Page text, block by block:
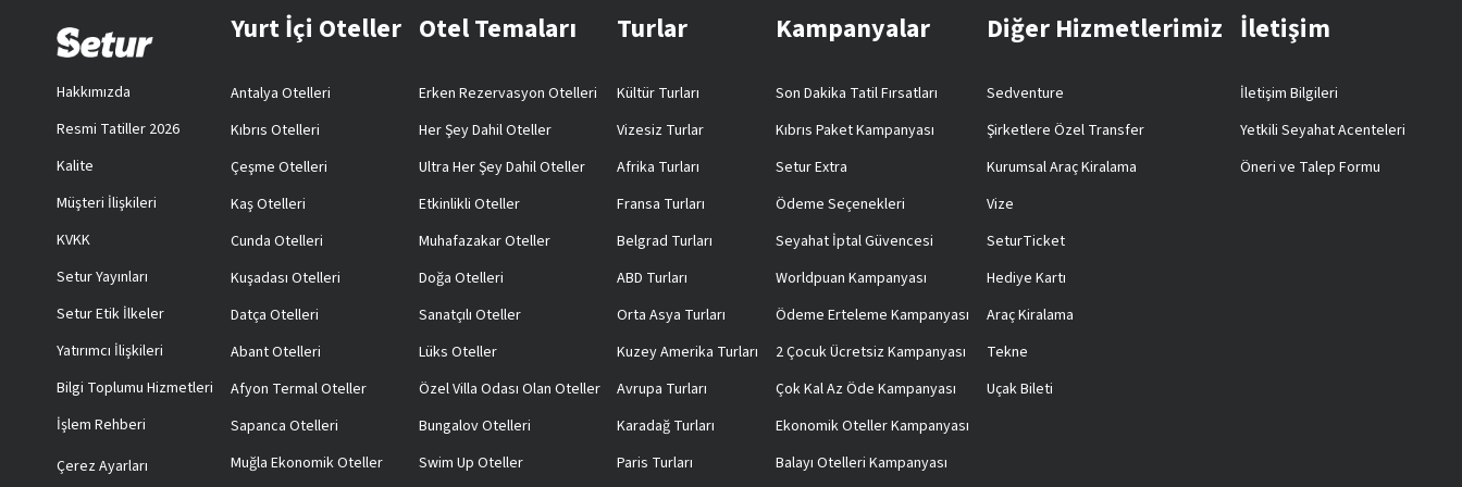
Hakkımızda
Resmi Tatiller 2026
Kalite
Müşteri İlişkileri
KVKK
Setur Yayınları
Setur Etik İlkeler
Yatırımcı İlişkileri
Bilgi Toplumu Hizmetleri
İşlem Rehberi
Çerez Ayarları
Yurt İçi Oteller
Antalya Otelleri
Kıbrıs Otelleri
Çeşme Otelleri
Kaş Otelleri
Cunda Otelleri
Kuşadası Otelleri
Datça Otelleri
Abant Otelleri
Afyon Termal Oteller
Sapanca Otelleri
Muğla Ekonomik Oteller
Otel Temaları
Erken Rezervasyon Otelleri
Her Şey Dahil Oteller
Ultra Her Şey Dahil Oteller
Etkinlikli Oteller
Muhafazakar Oteller
Doğa Otelleri
Sanatçılı Oteller
Lüks Oteller
Özel Villa Odası Olan Oteller
Bungalov Otelleri
Swim Up Oteller
Turlar
Kültür Turları
Vizesiz Turlar
Afrika Turları
Fransa Turları
Belgrad Turları
ABD Turları
Orta Asya Turları
Kuzey Amerika Turları
Avrupa Turları
Karadağ Turları
Paris Turları
Kampanyalar
Son Dakika Tatil Fırsatları
Kıbrıs Paket Kampanyası
Setur Extra
Ödeme Seçenekleri
Seyahat İptal Güvencesi
Worldpuan Kampanyası
Ödeme Erteleme Kampanyası
2 Çocuk Ücretsiz Kampanyası
Çok Kal Az Öde Kampanyası
Ekonomik Oteller Kampanyası
Balayı Otelleri Kampanyası
Diğer Hizmetlerimiz
Sedventure
Şirketlere Özel Transfer
Kurumsal Araç Kiralama
Vize
SeturTicket
Hediye Kartı
Araç Kiralama
Tekne
Uçak Bileti
İletişim
İletişim Bilgileri
Yetkili Seyahat Acenteleri
Öneri ve Talep Formu